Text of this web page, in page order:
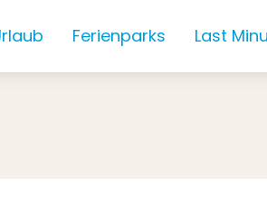
Ferienparks Last